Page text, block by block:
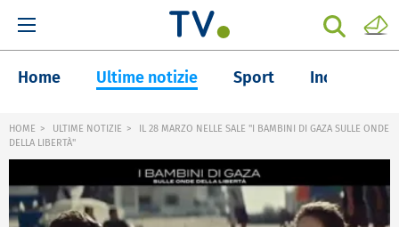
Home Ultime notizie Sport Inchieste
HOME ULTIME NOTIZIE
IL 28 MARZO NELLE SALE "I BAMBINI DI GAZA SULLE ONDE
DELLA LIBERTÀ"